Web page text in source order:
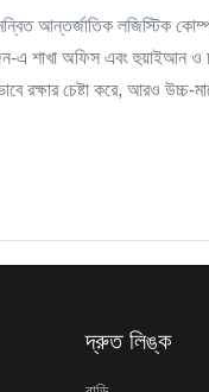
আন্তর্জাতিক লজিস্টিক
এ শাখা অফিস এবং হুয়াইআন
রক্ষার চেষ্টা করে, আরও উচ্চ-
দ্রুত লিঙ্ক